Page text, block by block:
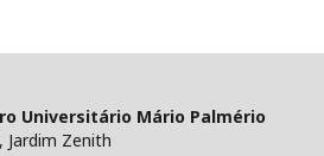
Universitário Mário Palmério
Jardim Zenith